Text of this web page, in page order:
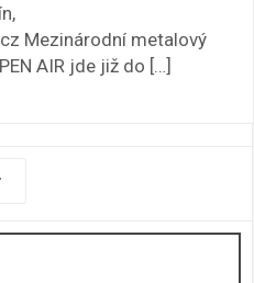
Mezinárodní metalový
AIR jde již do […]